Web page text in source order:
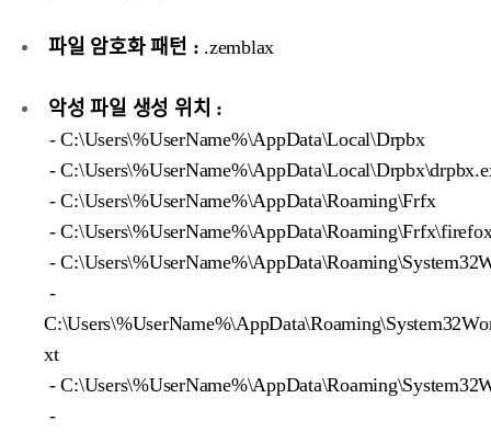
파일 암호화 패턴 : .zemblax
악성 파일 생성 위치 :
- C:\Users\%UserName%\AppData\Local\Drpbx
-
- C:\Users\%UserName%\AppData\Roaming\Frfx
-
-
-
xt
-
-